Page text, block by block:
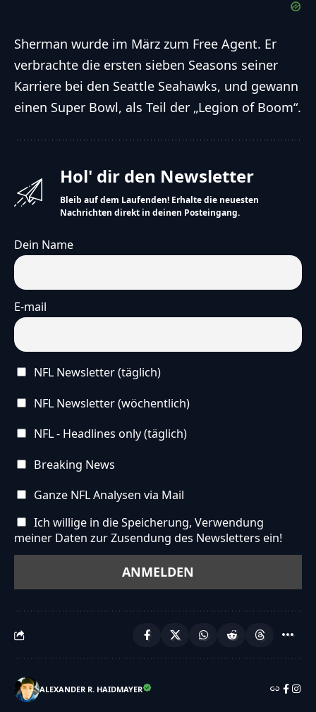
Sherman wurde im März zum Free Agent. Er
verbrachte die ersten sieben Seasons seiner
Karriere bei den Seattle Seahawks, und gewann
einen Super Bowl, als Teil der „Legion of Boom“.
Hol' dir den Newsletter
Bleib auf dem Laufenden! Erhalte die neuesten
Nachrichten direkt in deinen Posteingang.
Dein Name
E-mail
NFL Newsletter (täglich)
NFL Newsletter (wöchentlich)
NFL - Headlines only (täglich)
Breaking News
Ganze NFL Analysen via Mail
Ich willige in die Speicherung, Verwendung
meiner Daten zur Zusendung des Newsletters ein!
ALEXANDER R. HAIDMAYER